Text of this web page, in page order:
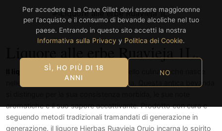
Per accedere a La Cave Gillet devi essere maggiorenne
per l'acquisto e il consumo di bevande alcoliche nel tuo
paese. Entrando in questo sito accetti la nostra
Informativa sulla Privacy y Politica dei Cookie.
SÌ, HO PIÙ DI 18
ANNI
NO
Liquore alle erbe Ruavieja 1L.
Il liquore alle erbe Ruaviejaè un gioiello culinario che nasce
nelle terre verdi e magiche della Galizia. Questa antica bevanda
aromatiche e il suo sapore accattivante. Prodotto con cura e
seguendo metodi tradizionali tramandati di generazione in
generazione, il liquore Hierbas Ruavieja Orujo incarna lo spirito